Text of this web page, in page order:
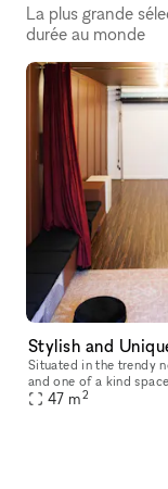
La plus grande
durée au monde
Situated in the trendy
and one of a kind
space! This is a
47 m2